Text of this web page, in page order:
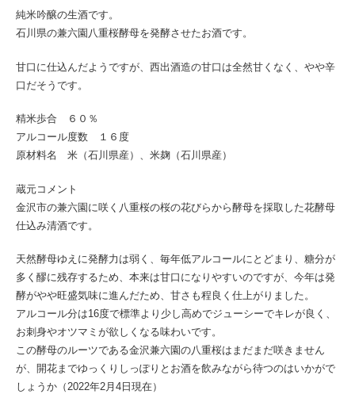
純米吟醸の生酒です。
石川県の兼六園八重桜酵母を発酵させたお酒です。
甘口に仕込んだようですが、西出酒造の甘口は全然甘くなく、やや辛
口だそうです。
精米歩合 ６０％
アルコール度数 １６度
原材料名 米（石川県産）、米麹（石川県産）
蔵元コメント
金沢市の兼六園に咲く八重桜の桜の花びらから酵母を採取した花酵母
仕込み清酒です。
天然酵母ゆえに発酵力は弱く、毎年低アルコールにとどまり、糖分が
多く醪に残存するため、本来は甘口になりやすいのですが、今年は発
酵がやや旺盛気味に進んだため、甘さも程良く仕上がりました。
アルコール分は16度で標準より少し高めでジューシーでキレが良く、
お刺身やオツマミが欲しくなる味わいです。
この酵母のルーツである金沢兼六園の八重桜はまだまだ咲きません
が、開花までゆっくりしっぽりとお酒を飲みながら待つのはいかがで
しょうか（2022年2月4日現在）